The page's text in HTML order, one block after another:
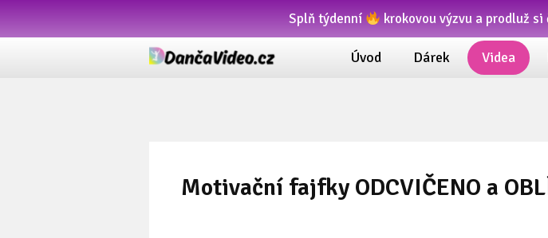
Splň týdenní krokovou výzvu a prodluž
Úvod Dárek Videa
Motivační fajfky ODCVIČENO a